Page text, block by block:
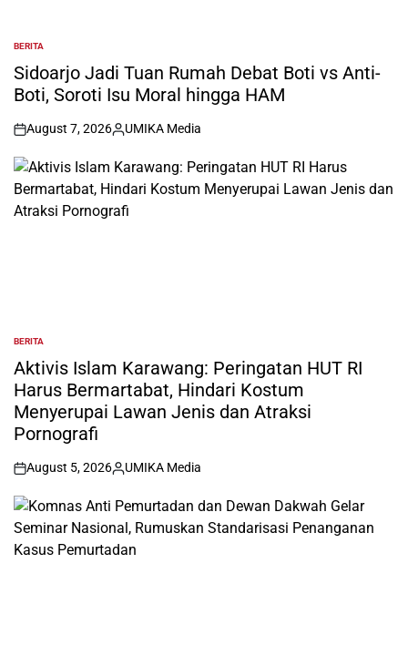
POSTED
IN
BERITA
Sidoarjo Jadi Tuan Rumah Debat Boti vs Anti-
Boti, Soroti Isu Moral hingga HAM
on
August 7, 2026
Posted
UMIKA Media
POSTED
IN
BERITA
Aktivis Islam Karawang: Peringatan HUT RI
Harus Bermartabat, Hindari Kostum
Menyerupai Lawan Jenis dan Atraksi
Pornografi
on
August 5, 2026
Posted
UMIKA Media